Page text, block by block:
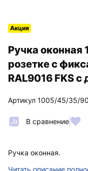
Ручка оконная
розетке с
RAL9016 FKS
Артикул 1005/45/35/
В сравнение
Акция
Ручка оконная.
Читать описание